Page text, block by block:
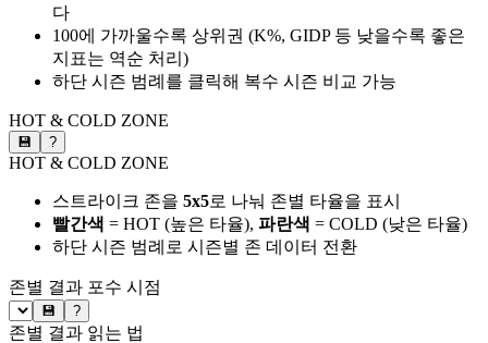
다
100에 가까울수록 상위권 (K%, GIDP 등 낮을수록 좋은
지표는 역순 처리)
하단 시즌 범례를 클릭해 복수 시즌 비교 가능
HOT & COLD ZONE
💾 ?
HOT & COLD ZONE
스트라이크 존을 5x5로 나눠 존별 타율을 표시
빨간색 = HOT (높은 타율), 파란색 = COLD (낮은 타율)
하단 시즌 범례로 시즌별 존 데이터 전환
존별 결과 포수 시점
💾 ?
존별 결과 읽는 법